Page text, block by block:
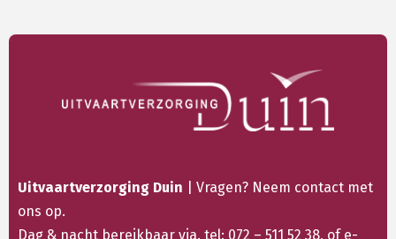
Uitvaartverzorging Duin | Vragen? Neem contact met
ons op.
Dag & nacht bereikbaar via. tel: 072 – 511 52 38, of e-